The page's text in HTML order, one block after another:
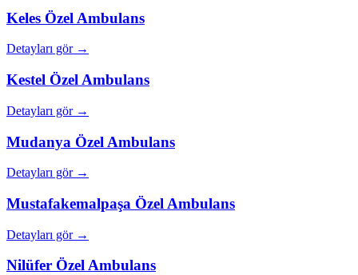
Keles Özel Ambulans
Detayları gör →
Kestel Özel Ambulans
Detayları gör →
Mudanya Özel Ambulans
Detayları gör →
Mustafakemalpaşa Özel Ambulans
Detayları gör →
Nilüfer Özel Ambulans